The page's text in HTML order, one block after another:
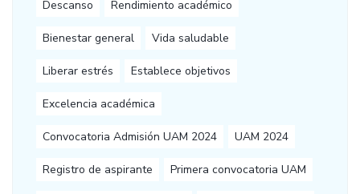
Descanso Rendimiento académico
Bienestar general Vida saludable
Liberar estrés Establece objetivos
Excelencia académica
Convocatoria Admisión UAM 2024 UAM 2024
Registro de aspirante Primera convocatoria UAM